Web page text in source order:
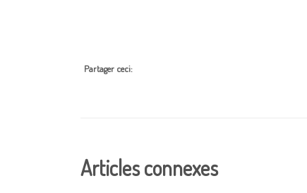
Partager ceci:
Articles connexes